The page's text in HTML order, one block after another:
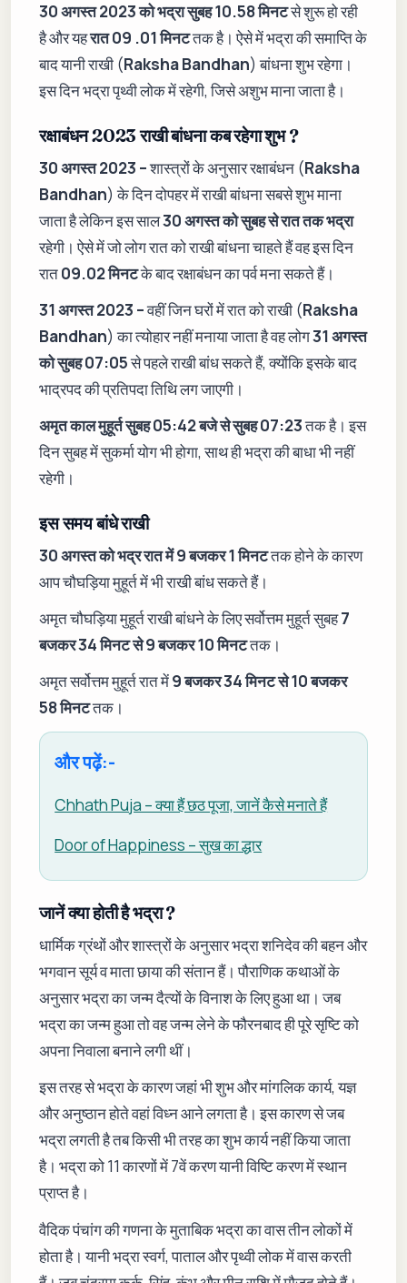
30 अगस्त 2023 को भद्रा सुबह 10.58 मिनटसे शुरू हो रही
है और यहरात 09 .01 मिनटतक है। ऐसे में भद्रा की समाप्ति के
बाद यानी राखी (Raksha Bandhan) बांधना शुभ रहेगा।
इस दिन भद्रा पृथ्वी लोक में रहेगी, जिसे अशुभ माना जाता है।
रक्षाबंधन 2023 राखी बांधना कब रहेगा शुभ ?
30 अगस्त 2023 –शास्त्रों के अनुसार रक्षाबंधन (Raksha
Bandhan) के दिन दोपहर में राखी बांधना सबसे शुभ माना
जाता है लेकिन इस साल30 अगस्त को सुबह से रात तक भद्रा
रहेगी। ऐसे में जो लोग रात को राखी बांधना चाहते हैं वह इस दिन
रात09.02 मिनटके बाद रक्षाबंधन का पर्व मना सकते हैं।
31 अगस्त 2023 –वहीं जिन घरों में रात को राखी (Raksha
Bandhan) का त्योहार नहीं मनाया जाता है वह लोग31 अगस्त
को सुबह 07:05से पहले राखी बांध सकते हैं, क्योंकि इसके बाद
भाद्रपद की प्रतिपदा तिथि लग जाएगी।
अमृत काल मुहूर्त सुबह 05:42 बजे से सुबह 07:23तक है। इस
दिन सुबह में सुकर्मा योग भी होगा, साथ ही भद्रा की बाधा भी नहीं
रहेगी।
इस समय बांधे राखी
30 अगस्त को भद्र रात में 9 बजकर 1 मिनटतक होने के कारण
आप चौघड़िया मुहूर्त में भी राखी बांध सकते हैं।
अमृत चौघड़िया मुहूर्त राखी बांधने के लिए सर्वोत्तम मुहूर्त सुबह7
बजकर 34 मिनट से 9 बजकर 10 मिनटतक।
अमृत सर्वोत्तम मुहूर्त रात में9 बजकर 34 मिनट से 10 बजकर
58 मिनटतक।
और पढ़ें:-
Chhath Puja – क्या हैं छठ पूजा, जानें कैसे मनाते हैं
Door of Happiness – सुख का द्धार
जानें क्या होती है भद्रा ?
धार्मिक ग्रंथों और शास्त्रों के अनुसार भद्रा शनिदेव की बहन और
भगवान सूर्य व माता छाया की संतान हैं। पौराणिक कथाओं के
अनुसार भद्रा का जन्म दैत्यों के विनाश के लिए हुआ था। जब
भद्रा का जन्म हुआ तो वह जन्म लेने के फौरनबाद ही पूरे सृष्टि को
अपना निवाला बनाने लगी थीं।
इस तरह से भद्रा के कारण जहां भी शुभ और मांगलिक कार्य, यज्ञ
और अनुष्ठान होते वहां विध्न आने लगता है। इस कारण से जब
भद्रा लगती है तब किसी भी तरह का शुभ कार्य नहीं किया जाता
है। भद्रा को 11 कारणों में 7वें करण यानी विष्टि करण में स्थान
प्राप्त है।
वैदिक पंचांग की गणना के मुताबिक भद्रा का वास तीन लोकों में
होता है। यानी भद्रा स्वर्ग, पाताल और पृथ्वी लोक में वास करती